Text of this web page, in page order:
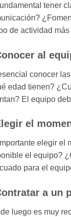
tener
de actividad
al
conocer
edad tienen?
El equipo
el
elegir el
el equipo?
para el
a un
luego es muy